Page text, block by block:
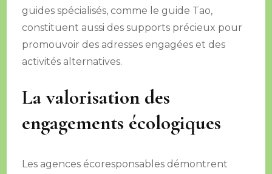
guides spécialisés, comme le guide Tao,
constituent aussi des supports précieux pour
promouvoir des adresses engagées et des
activités alternatives.
La valorisation des
engagements écologiques
Les agences écoresponsables démontrent